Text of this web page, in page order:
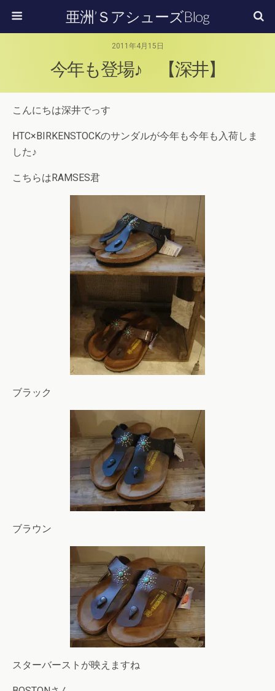
亜洲’ＳアシューズBlog
2011年4月15日
今年も登場♪ 【深井】
こんにちは深井でっす
HTC×BIRKENSTOCKのサンダルが今年も今年も入荷しま
した♪
こちらはRAMSES君
ブラック
ブラウン
スターバーストが映えますね